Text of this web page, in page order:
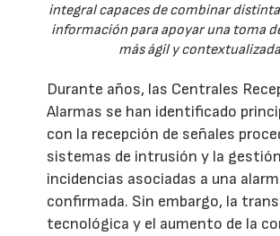
integral capaces de combinar
información para apoyar una toma
más ágil y
Durante años, las Centrales
Alarmas se han identificado
con la recepción de señales
sistemas de intrusión y la
incidencias asociadas a una
confirmada. Sin embargo, la
tecnológica y el aumento de la